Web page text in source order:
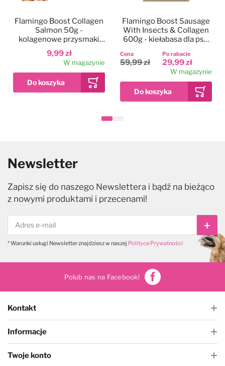
9,99 zł
Flamingo Boost Collagen
Salmon 50g -
kolagenowe przysmaki
dla psa, pałeczki z
łososiem 2szt.
W magazynie
Po rabacie
29,99 zł
Cena
59,99 zł
Flamingo Boost Sausage
With Insects & Collagen
600g - kiełabasa dla psa,
insektami, 6 szt.
W magazynie
Newsletter
Zapisz się do naszego Newslettera i bądź na bieżąco
z nowymi produktami i przecenami!
* Warunki usługi Newsletter znajdziesz w naszej Polityce Prywatności
Polub nas na Facebook!
Kontakt
Informacje
Twoje konto